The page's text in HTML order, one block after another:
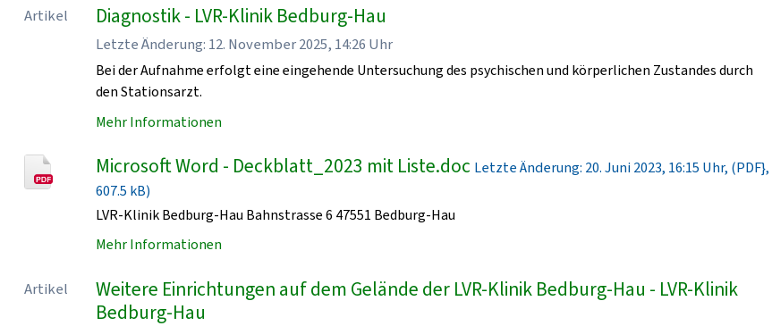
Artikel Diagnostik - LVR-Klinik Bedburg-Hau
Letzte Änderung: 12. November 2025, 14:26 Uhr
Bei der Aufnahme erfolgt eine eingehende Untersuchung des psychischen und körperlichen Zustandes durch
den Stationsarzt.
Mehr Informationen
Microsoft Word - Deckblatt_2023 mit Liste.doc Letzte Änderung: 20. Juni 2023, 16:15 Uhr, (PDF},
607.5 kB)
LVR-Klinik Bedburg-Hau Bahnstrasse 6 47551 Bedburg-Hau
Mehr Informationen
Artikel
Weitere Einrichtungen auf dem Gelände der LVR-Klinik Bedburg-Hau - LVR-Klinik
Bedburg-Hau